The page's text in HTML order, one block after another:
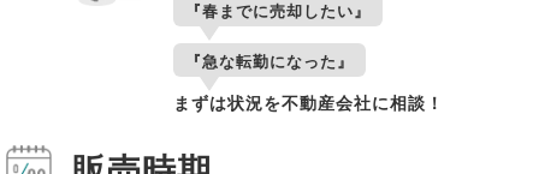
『春までに売却したい』
『急な転勤になった』
まずは状況を不動産会社に相談！